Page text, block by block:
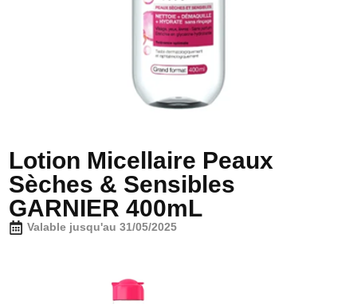
Lotion Micellaire Peaux
Sèches & Sensibles
GARNIER 400mL
Valable jusqu'au 31/05/2025